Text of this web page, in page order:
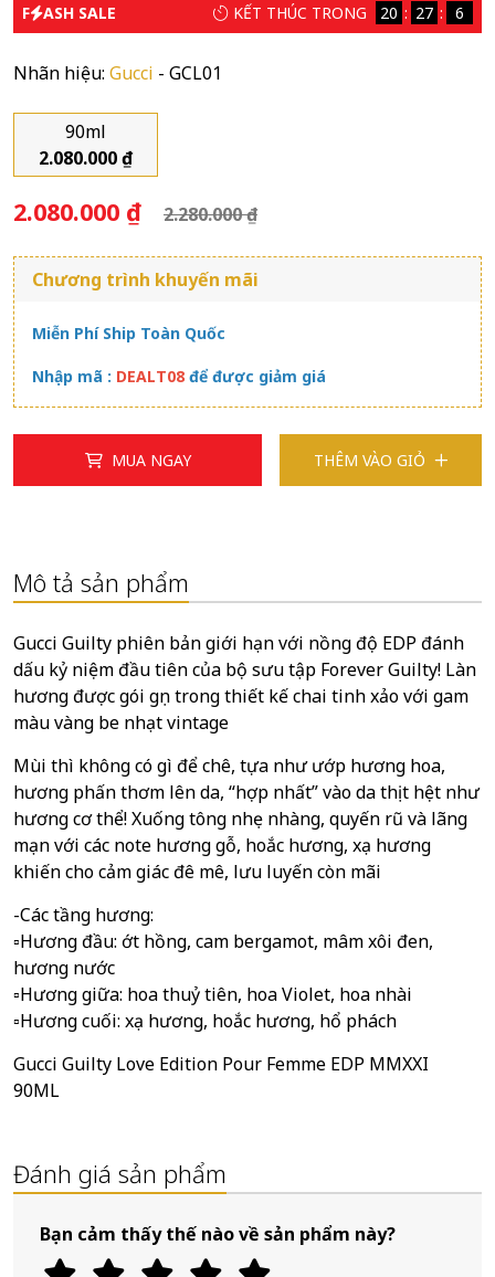
F ASH SALE KẾT THÚC TRONG 20 27 6
Nhãn hiệu: Gucci - GCL01
90ml
2.080.000 ₫
2.080.000 ₫ 2.280.000 ₫
Chương trình khuyến mãi
Miễn Phí Ship Toàn Quốc
Nhập mã : DEALT08 để được giảm giá
MUA NGAY THÊM VÀO GIỎ
Mô tả sản phẩm
Gucci Guilty phiên bản giới hạn với nồng độ EDP đánh
dấu kỷ niệm đầu tiên của bộ sưu tập Forever Guilty! Làn
hương được gói gọn trong thiết kế chai tinh xảo với gam
màu vàng be nhạt vintage
Mùi thì không có gì để chê, tựa như ướp hương hoa,
hương phấn thơm lên da, “hợp nhất” vào da thịt hệt như
hương cơ thể! Xuống tông nhẹ nhàng, quyến rũ và lãng
mạn với các note hương gỗ, hoắc hương, xạ hương
khiến cho cảm giác đê mê, lưu luyến còn mãi
-Các tầng hương:
▫Hương đầu: ớt hồng, cam bergamot, mâm xôi đen,
hương nước
▫Hương giữa: hoa thuỷ tiên, hoa Violet, hoa nhài
▫Hương cuối: xạ hương, hoắc hương, hổ phách
Gucci Guilty Love Edition Pour Femme EDP MMXXI
90ML
Đánh giá sản phẩm
Bạn cảm thấy thế nào về sản phẩm này?